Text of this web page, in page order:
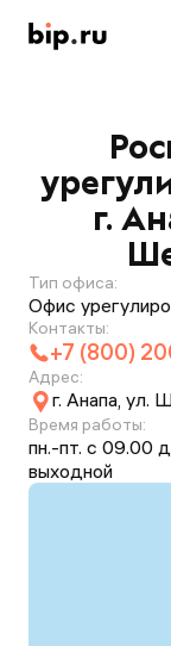
г.
Тип офиса:
Офис
Контакты:
+7 (800)
Адрес:
г. Анапа, ул.
Время работы:
пн.-пт. с 09.00
выходной